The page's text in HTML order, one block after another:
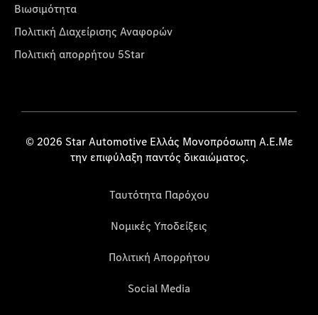
Βιωσιμότητα
Πολιτική Διαχείρισης Αναφορών
Πολιτική απορρήτου 5Star
© 2026 Star Automotive Ελλάς Μονοπρόσωπη Α.Ε.Με
την επιφύλαξη παντός δικαιώματος.
Ταυτότητα Παρόχου
Νομικές Υποδείξεις
Πολιτική Απορρήτου
Social Media